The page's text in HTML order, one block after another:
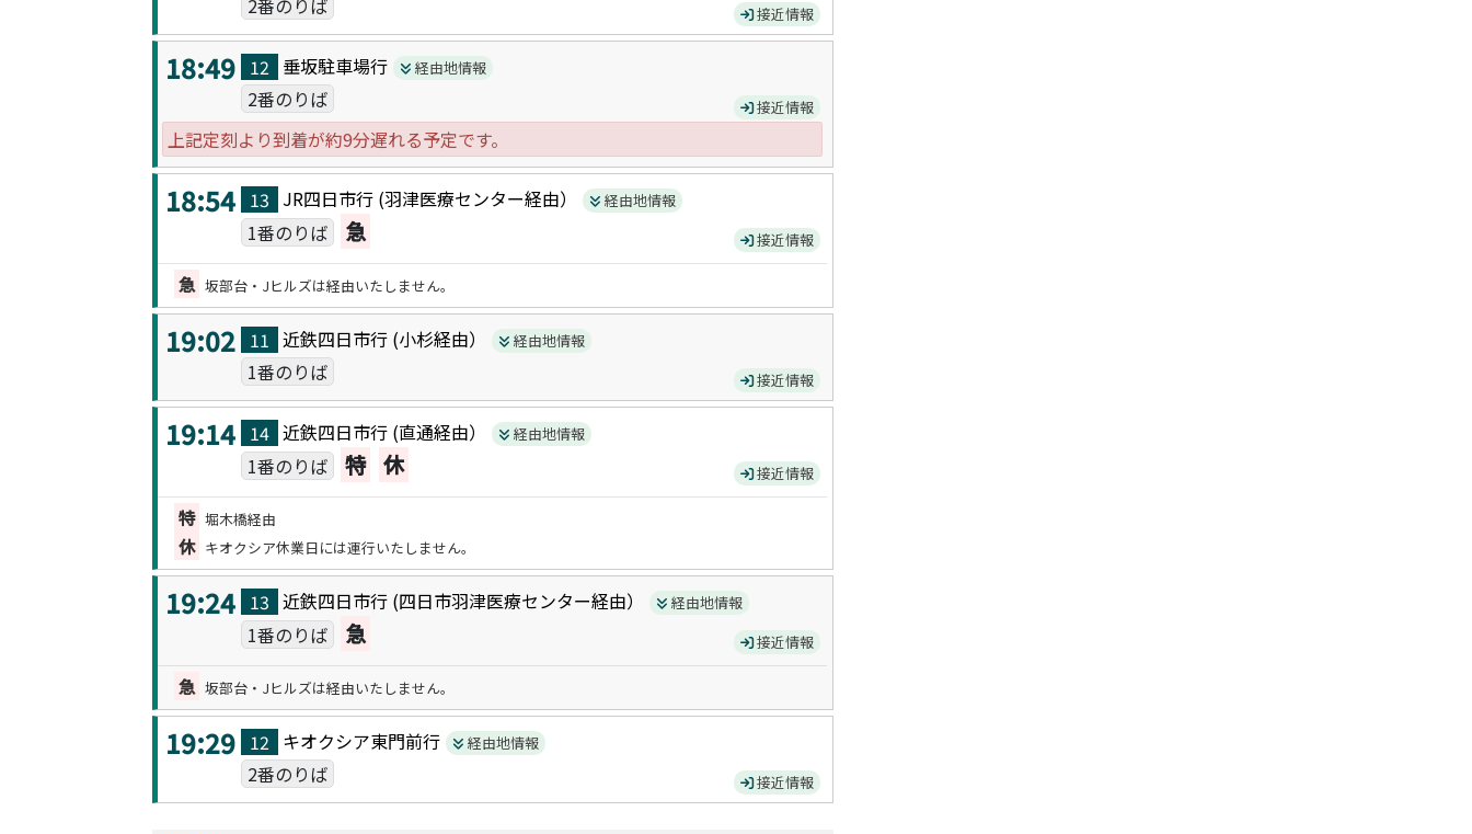
2番のりば 接近情報
18:49 12 垂坂駐車場行 経由地情報
2番のりば 接近情報
上記定刻より到着が約9分遅れる予定です。
18:54 13 JR四日市行 (羽津医療センター経由） 経由地情報
1番のりば 急 接近情報
急 坂部台・Jヒルズは経由いたしません。
19:02 11 近鉄四日市行 (小杉経由） 経由地情報
1番のりば 接近情報
19:14 14 近鉄四日市行 (直通経由） 経由地情報
1番のりば 特 休 接近情報
特 堀木橋経由
休 キオクシア休業日には運行いたしません。
19:24 13 近鉄四日市行 (四日市羽津医療センター経由） 経由地情報
1番のりば 急 接近情報
急 坂部台・Jヒルズは経由いたしません。
19:29 12 キオクシア東門前行 経由地情報
2番のりば 接近情報